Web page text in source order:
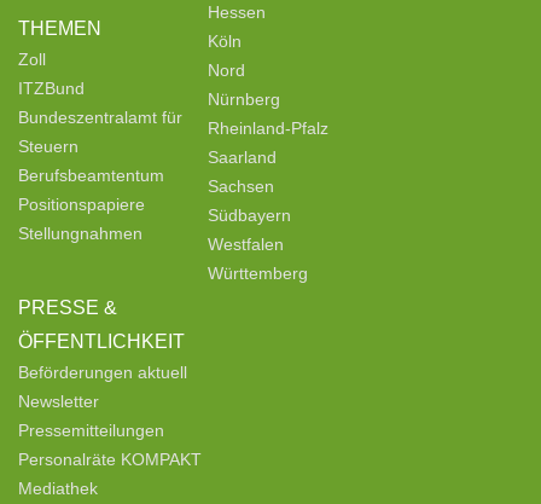
THEMEN
Zoll
ITZBund
Bundeszentralamt für
Steuern
Berufsbeamtentum
Positionspapiere
Stellungnahmen
PRESSE &
ÖFFENTLICHKEIT
Beförderungen aktuell
Newsletter
Pressemitteilungen
Personalräte KOMPAKT
Mediathek
Hessen
Köln
Nord
Nürnberg
Rheinland-Pfalz
Saarland
Sachsen
Südbayern
Westfalen
Württemberg